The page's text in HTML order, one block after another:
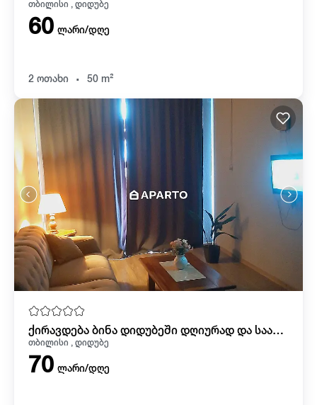
თბილისი , დიდუბე
60 ლარი/დღე
2 ოთახი . 50 m²
ქირავდება ბინა დიდუბეში დღიურად და საათობრივად
თბილისი , დიდუბე
70 ლარი/დღე